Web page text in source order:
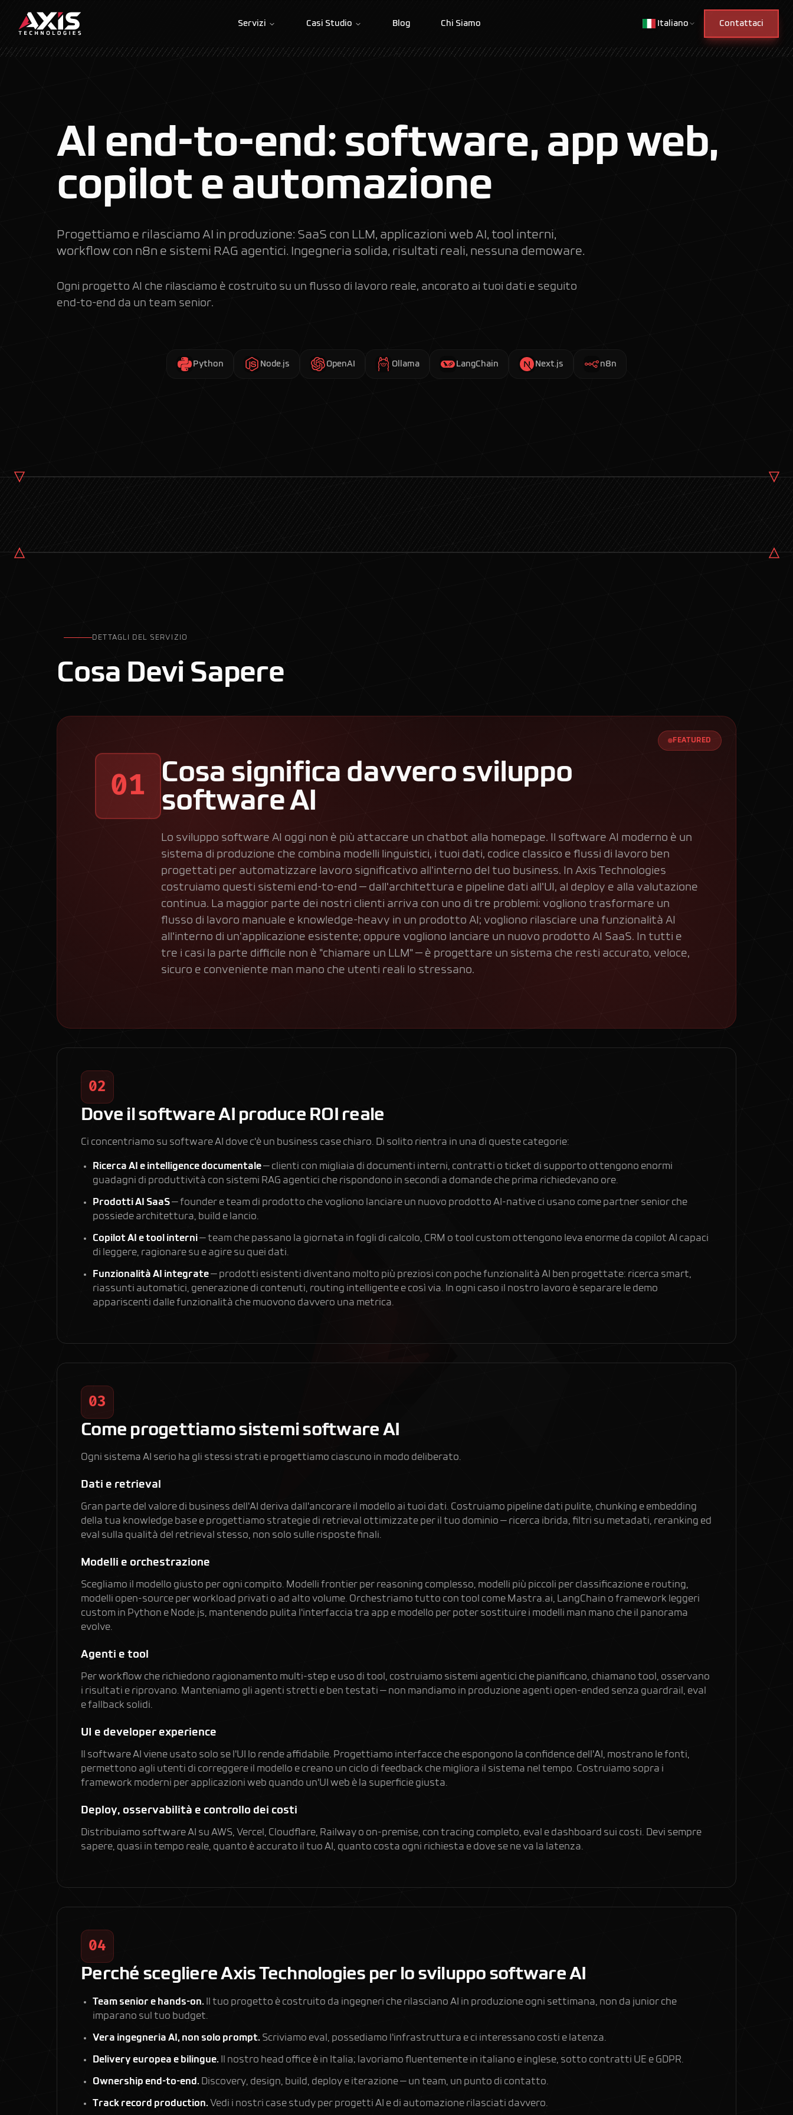
Servizi Casi Studio Blog Chi Siamo Italiano Contattaci
AI end-to-end: software, app web,
copilot e automazione
Progettiamo e rilasciamo AI in produzione: SaaS con LLM, applicazioni web AI, tool interni,
workflow con n8n e sistemi RAG agentici. Ingegneria solida, risultati reali, nessuna demoware.
Ogni progetto AI che rilasciamo è costruito su un flusso di lavoro reale, ancorato ai tuoi dati e seguito
end-to-end da un team senior.
Python Node.js OpenAI Ollama LangChain Next.js n8n
DETTAGLI DEL SERVIZIO
Cosa Devi Sapere
FEATURED
01
Cosa significa davvero sviluppo
software AI
Lo sviluppo software AI oggi non è più attaccare un chatbot alla homepage. Il software AI moderno è un
sistema di produzione che combina modelli linguistici, i tuoi dati, codice classico e flussi di lavoro ben
progettati per automatizzare lavoro significativo all'interno del tuo business. In Axis Technologies
costruiamo questi sistemi end-to-end — dall'architettura e pipeline dati all'UI, al deploy e alla valutazione
continua. La maggior parte dei nostri clienti arriva con uno di tre problemi: vogliono trasformare un
flusso di lavoro manuale e knowledge-heavy in un prodotto AI; vogliono rilasciare una funzionalità AI
all'interno di un'applicazione esistente; oppure vogliono lanciare un nuovo prodotto AI SaaS. In tutti e
tre i casi la parte difficile non è "chiamare un LLM" — è progettare un sistema che resti accurato, veloce,
sicuro e conveniente man mano che utenti reali lo stressano.
02
Dove il software AI produce ROI reale
Ci concentriamo su software AI dove c'è un business case chiaro. Di solito rientra in una di queste categorie:
Ricerca AI e intelligence documentale— clienti con migliaia di documenti interni, contratti o ticket di supporto ottengono enormi
guadagni di produttività con sistemi RAG agentici che rispondono in secondi a domande che prima richiedevano ore.
Prodotti AI SaaS— founder e team di prodotto che vogliono lanciare un nuovo prodotto AI-native ci usano come partner senior che
possiede architettura, build e lancio.
Copilot AI e tool interni— team che passano la giornata in fogli di calcolo, CRM o tool custom ottengono leva enorme da copilot AI capaci
di leggere, ragionare su e agire su quei dati.
Funzionalità AI integrate— prodotti esistenti diventano molto più preziosi con poche funzionalità AI ben progettate: ricerca smart,
riassunti automatici, generazione di contenuti, routing intelligente e così via. In ogni caso il nostro lavoro è separare le demo
appariscenti dalle funzionalità che muovono davvero una metrica.
03
Come progettiamo sistemi software AI
Ogni sistema AI serio ha gli stessi strati e progettiamo ciascuno in modo deliberato.
Dati e retrieval
Gran parte del valore di business dell'AI deriva dall'ancorare il modello ai tuoi dati. Costruiamo pipeline dati pulite, chunking e embedding
della tua knowledge base e progettiamo strategie di retrieval ottimizzate per il tuo dominio — ricerca ibrida, filtri su metadati, reranking ed
eval sulla qualità del retrieval stesso, non solo sulle risposte finali.
Modelli e orchestrazione
Scegliamo il modello giusto per ogni compito. Modelli frontier per reasoning complesso, modelli più piccoli per classificazione e routing,
modelli open-source per workload privati o ad alto volume. Orchestriamo tutto con tool come Mastra.ai, LangChain o framework leggeri
custom in Python e Node.js, mantenendo pulita l'interfaccia tra app e modello per poter sostituire i modelli man mano che il panorama
evolve.
Agenti e tool
Per workflow che richiedono ragionamento multi-step e uso di tool, costruiamo sistemi agentici che pianificano, chiamano tool, osservano
i risultati e riprovano. Manteniamo gli agenti stretti e ben testati — non mandiamo in produzione agenti open-ended senza guardrail, eval
e fallback solidi.
UI e developer experience
Il software AI viene usato solo se l'UI lo rende affidabile. Progettiamo interfacce che espongono la confidence dell'AI, mostrano le fonti,
permettono agli utenti di correggere il modello e creano un ciclo di feedback che migliora il sistema nel tempo. Costruiamo sopra i
framework moderni per applicazioni web quando un'UI web è la superficie giusta.
Deploy, osservabilità e controllo dei costi
Distribuiamo software AI su AWS, Vercel, Cloudflare, Railway o on-premise, con tracing completo, eval e dashboard sui costi. Devi sempre
sapere, quasi in tempo reale, quanto è accurato il tuo AI, quanto costa ogni richiesta e dove se ne va la latenza.
04
Perché scegliere Axis Technologies per lo sviluppo software AI
Team senior e hands-on. Il tuo progetto è costruito da ingegneri che rilasciano AI in produzione ogni settimana, non da junior che
imparano sul tuo budget.
Vera ingegneria AI, non solo prompt. Scriviamo eval, possediamo l'infrastruttura e ci interessano costi e latenza.
Delivery europea e bilingue. Il nostro head office è in Italia; lavoriamo fluentemente in italiano e inglese, sotto contratti UE e GDPR.
Ownership end-to-end. Discovery, design, build, deploy e iterazione — un team, un punto di contatto.
Track record production. Vedi i nostri case study per progetti AI e di automazione rilasciati davvero.